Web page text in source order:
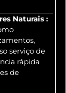
Naturais :
serviço de
rápida
de